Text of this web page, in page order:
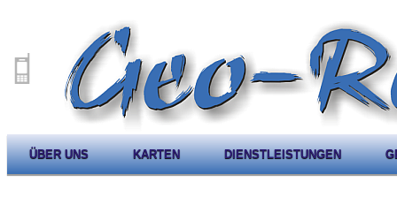
ÜBER UNS KARTEN DIENSTLEISTUNGEN